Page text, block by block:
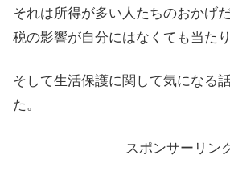
それは所得が多い人たちのおかげ
税の影響が自分にはなくても当たり
そして生活保護に関して気になる
た。
スポンサーリン